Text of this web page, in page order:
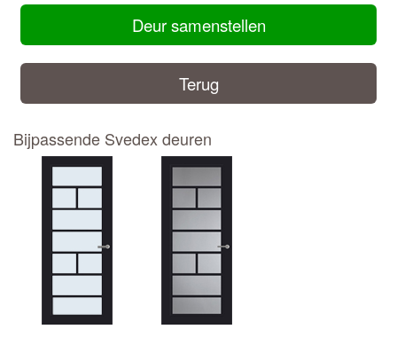
Deur samenstellen
Terug
Bijpassende Svedex deuren